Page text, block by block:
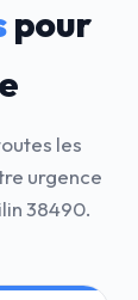
pour
les
urgence
38490.